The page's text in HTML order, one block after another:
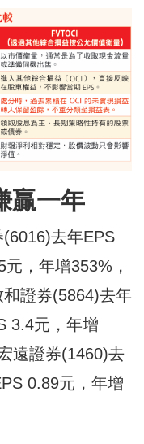
贏一年
去年EPS
，年增353%，
證券(5864)去年
3.4元，年增
遠證券(1460)去
0.89元，年增